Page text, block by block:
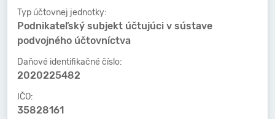
Typ účtovnej jednotky:
Podnikateľský subjekt účtujúci v sústave
podvojného účtovníctva
Daňové identifikačné číslo:
2020225482
IČO:
35828161